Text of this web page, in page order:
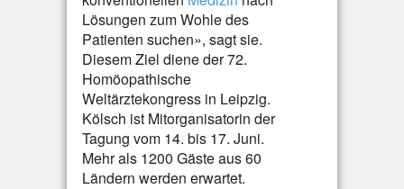
Lösungen zum Wohle des
Patienten suchen», sagt sie.
Diesem Ziel diene der 72.
Homöopathische
Weltärztekongress in Leipzig.
Kölsch ist Mitorganisatorin der
Tagung vom 14. bis 17. Juni.
Mehr als 1200 Gäste aus 60
Ländern werden erwartet.